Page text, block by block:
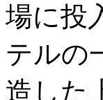
場に投
テルの
造した